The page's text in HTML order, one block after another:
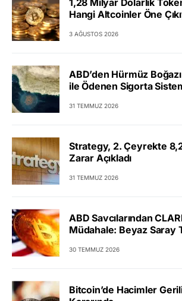
Hangi Altcoinler Öne
3 AĞUSTOS 2026
ABD’den Hürmüz
ile Ödenen Sigorta
31 TEMMUZ 2026
Strategy, 2. Çeyrekte
Zarar Açıkladı
31 TEMMUZ 2026
ABD Savcılarından
Müdahale: Beyaz Saray
30 TEMMUZ 2026
Bitcoin’de Hacimler